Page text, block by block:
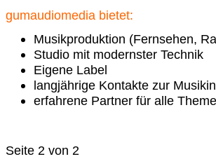
gumaudiomedia bietet:
Musikproduktion (Fernsehen,
Studio mit modernster Technik
Eigene Label
langjährige Kontakte zur
erfahrene Partner für alle
Seite 2 von 2